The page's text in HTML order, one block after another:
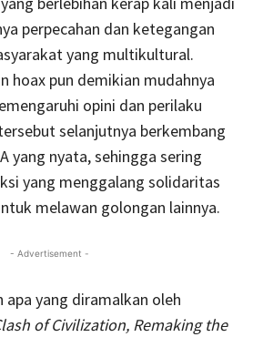
perpecahan dan ketegangan
yang multikultural.
hoax pun demikian mudahnya
opini dan perilaku
selanjutnya berkembang
yang nyata, sehingga sering
yang menggalang solidaritas
melawan golongan lainnya.
- Advertisement -
apa yang diramalkan oleh
of Civilization, Remaking the